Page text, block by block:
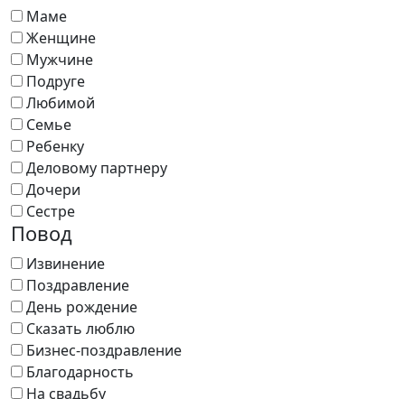
Маме
Женщине
Мужчине
Подруге
Любимой
Семье
Ребенку
Деловому партнеру
Дочери
Сестре
Повод
Извинение
Поздравление
День рождение
Сказать люблю
Бизнес-поздравление
Благодарность
На свадьбу